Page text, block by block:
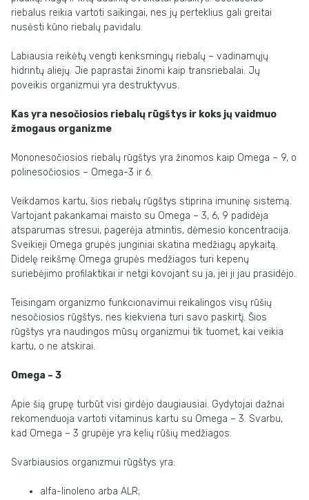
riebalus reikia vartoti saikingai, nes jų perteklius gali greitai
nusėsti kūno riebalų pavidalu.
Labiausia reikėtų vengti kenksmingų riebalų – vadinamųjų
hidrintų aliejų. Jie paprastai žinomi kaip transriebalai. Jų
poveikis organizmui yra destruktyvus.
Kas yra nesočiosios riebalų rūgštys ir koks jų vaidmuo
žmogaus organizme
Mononesočiosios riebalų rūgštys yra žinomos kaip Omega – 9, o
polinesočiosios – Omega-3 ir 6.
Veikdamos kartu, šios riebalų rūgštys stiprina imuninę sistemą.
Vartojant pakankamai maisto su Omega – 3, 6, 9 padidėja
atsparumas stresui, pagerėja atmintis, dėmesio koncentracija.
Sveikieji Omega grupės junginiai skatina medžiagų apykaitą.
Didelę reikšmę Omega grupės medžiagos turi kepenų
suriebėjimo profilaktikai ir netgi kovojant su ja, jei ji jau prasidėjo.
Teisingam organizmo funkcionavimui reikalingos visų rūšių
nesočiosios rūgštys, nes kiekviena turi savo paskirtį. Šios
rūgštys yra naudingos mūsų organizmui tik tuomet, kai veikia
kartu, o ne atskirai.
Omega – 3
Apie šią grupę turbūt visi girdėjo daugiausiai. Gydytojai dažnai
rekomenduoja vartoti vitaminus kartu su Omega – 3. Svarbu,
kad Omega – 3 grupėje yra kelių rūšių medžiagos.
Svarbiausios organizmui rūgštys yra:
alfa-linoleno arba ALR;